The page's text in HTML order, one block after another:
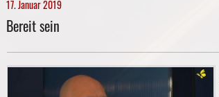
17. Januar 2019
Bereit sein